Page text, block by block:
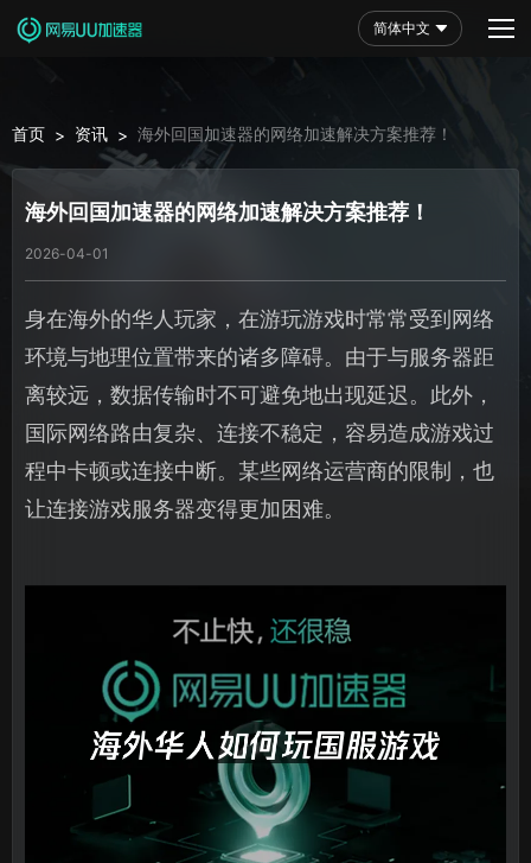
简体中文
首页 > 资讯 > 海外回国加速器的网络加速解决方案推荐！
海外回国加速器的网络加速解决方案推荐！
2026-04-01
身在海外的华人玩家，在游玩游戏时常常受到网络
环境与地理位置带来的诸多障碍。由于与服务器距
离较远，数据传输时不可避免地出现延迟。此外，
国际网络路由复杂、连接不稳定，容易造成游戏过
程中卡顿或连接中断。某些网络运营商的限制，也
让连接游戏服务器变得更加困难。